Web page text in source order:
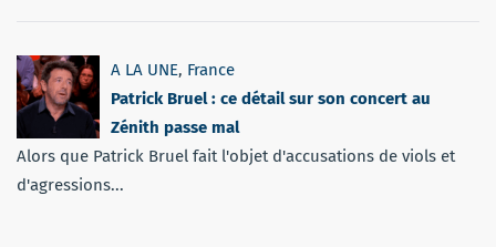
A LA UNE, France
Patrick Bruel : ce détail sur son concert au
Zénith passe mal
Alors que Patrick Bruel fait l'objet d'accusations de viols et
d'agressions...